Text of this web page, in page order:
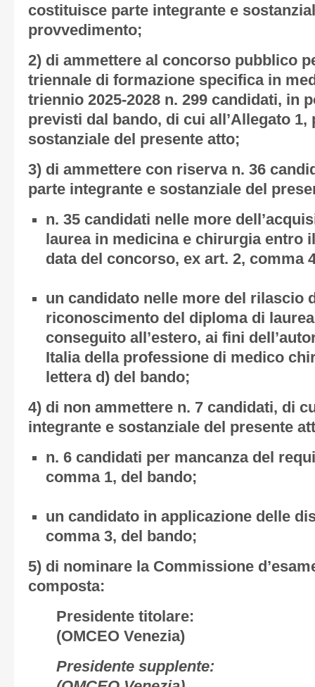
costituisce parte integrante e
provvedimento;
2) di ammettere al concorso pubblico
triennale di formazione specifica in
triennio 2025-2028 n. 299 candidati, in
previsti dal bando, di cui all’Allegato 1,
sostanziale del presente atto;
3) di ammettere con riserva n. 36
parte integrante e sostanziale del
n. 35 candidati nelle more
laurea in medicina e chirurgia entro
data del concorso, ex art. 2, comma
un candidato nelle more del rilascio
riconoscimento del diploma di
conseguito all’estero, ai fini
Italia della professione di medico
lettera d) del bando;
4) di non ammettere n. 7 candidati, di
integrante e sostanziale del presente
n. 6 candidati per mancanza del
comma 1, del bando;
un candidato in applicazione delle
comma 3, del bando;
5) di nominare la Commissione
composta:
Presidente titolare: Dott.
(OMCEO Venezia)
Presidente supplente: